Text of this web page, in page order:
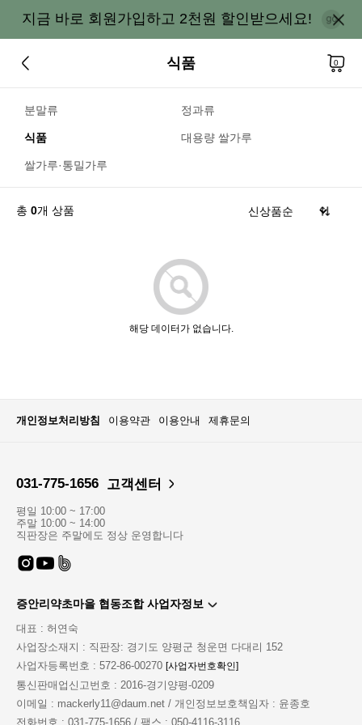
지금 바로 회원가입하고 2천원 할인받으세요!
식품 0
분말류 정과류
식품 대용량 쌀가루
쌀가루·통밀가루
총 0개 상품
해당 데이터가 없습니다.
개인정보처리방침 이용약관 이용안내 제휴문의
031-775-1656 고객센터
평일 10:00 ~ 17:00
주말 10:00 ~ 14:00
직판장은 주말에도 정상 운영합니다
증안리약초마을 협동조합 사업자정보
대표 : 허연숙
사업장소재지 : 직판장: 경기도 양평군 청운면 다대리 152
사업자등록번호 : 572-86-00270 [사업자번호확인]
통신판매업신고번호 : 2016-경기양평-0209
이메일 : mackerly11@daum.net / 개인정보보호책임자 : 윤종호
전화번호 : 031-775-1656 / 팩스 : 050-4116-3116